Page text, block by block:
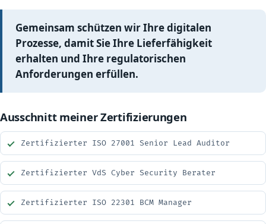
Gemeinsam schützen wir Ihre digitalen
Prozesse, damit Sie Ihre Lieferfähigkeit
erhalten und Ihre regulatorischen
Anforderungen erfüllen.
Ausschnitt meiner Zertifizierungen
Zertifizierter ISO 27001 Senior Lead Auditor
Zertifizierter VdS Cyber Security Berater
Zertifizierter ISO 22301 BCM Manager